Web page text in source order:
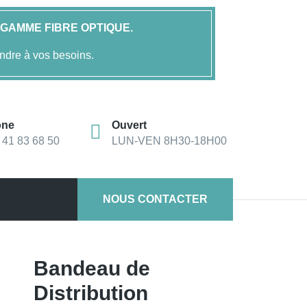
FIBRE OPTIQUE.
à vos besoins.
83 68 50
Ouvert
LUN-VEN 8H30-18H00
NOUS CONTACTER
Bandeau de
Distribution